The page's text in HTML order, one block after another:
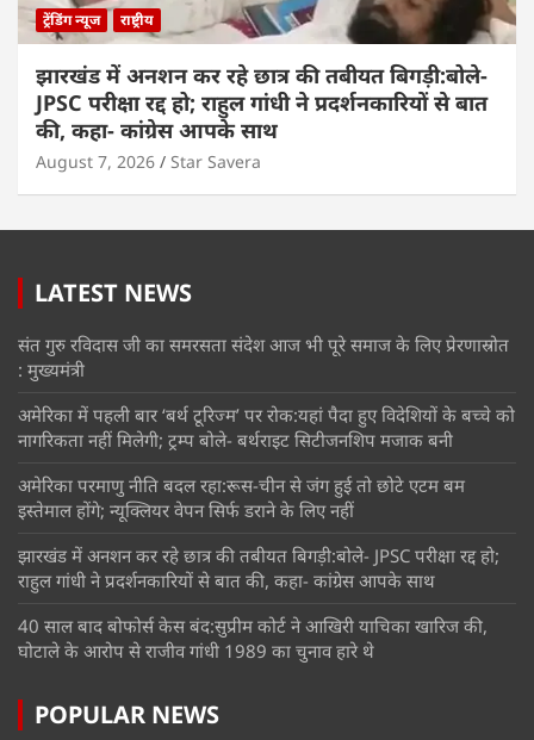
ट्रेंडिंग न्यूज राष्ट्रीय
झारखंड में अनशन कर रहे छात्र की तबीयत बिगड़ी:बोले-
JPSC परीक्षा रद्द हो; राहुल गांधी ने प्रदर्शनकारियों से बात
की, कहा- कांग्रेस आपके साथ
August 7, 2026 Star Savera
LATEST NEWS
संत गुरु रविदास जी का समरसता संदेश आज भी पूरे समाज के लिए प्रेरणास्रोत
: मुख्यमंत्री
अमेरिका में पहली बार ‘बर्थ टूरिज्म’ पर रोक:यहां पैदा हुए विदेशियों के बच्चे को
नागरिकता नहीं मिलेगी; ट्रम्प बोले- बर्थराइट सिटीजनशिप मजाक बनी
अमेरिका परमाणु नीति बदल रहा:रूस-चीन से जंग हुई तो छोटे एटम बम
इस्तेमाल होंगे; न्यूक्लियर वेपन सिर्फ डराने के लिए नहीं
झारखंड में अनशन कर रहे छात्र की तबीयत बिगड़ी:बोले- JPSC परीक्षा रद्द हो;
राहुल गांधी ने प्रदर्शनकारियों से बात की, कहा- कांग्रेस आपके साथ
40 साल बाद बोफोर्स केस बंद:सुप्रीम कोर्ट ने आखिरी याचिका खारिज की,
घोटाले के आरोप से राजीव गांधी 1989 का चुनाव हारे थे
POPULAR NEWS